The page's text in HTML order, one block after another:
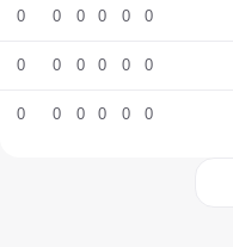
0
0
0
0
0
0
0
0
0
0
0
0
0
0
0
0
0
0